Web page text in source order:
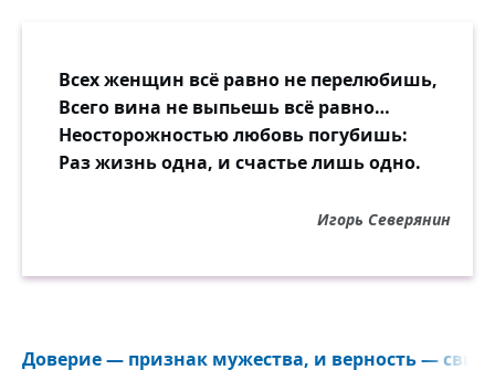
Всех женщин всё равно не перелюбишь,
Всего вина не выпьешь всё равно…
Неосторожностью любовь погубишь:
Раз жизнь одна, и счастье лишь одно.
Игорь Северянин
Доверие — признак мужества, и верность —